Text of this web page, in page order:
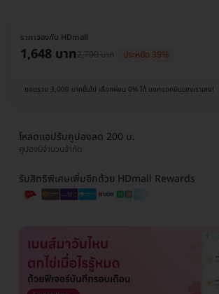
ราคาจองกับ HDmall
1,648 บาท2,700 บาท ประหยัด 39%
ยอดรวม 3,000 บาทขึ้นไป เลือกผ่อน 0% ได้ บอกแอดมินของเราเลย!
โหลดแอปรับคูปองลด 200 บ.
คูปองมีจำนวนจำกัด
รับสิทธิพิเศษเพิ่มอีกด้วย HDmall Rewards